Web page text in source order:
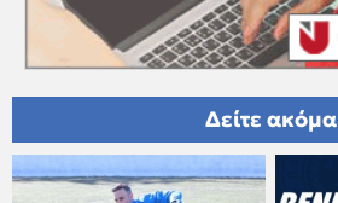
Δείτε ακόμα